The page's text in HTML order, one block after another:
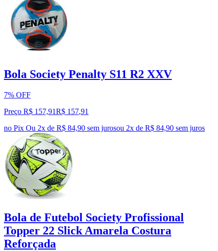
Bola Society Penalty S11 R2 XXV
7% OFF
Preço R$ 157,91R$ 157,91
no Pix Ou 2x de R$ 84,90 sem jurosou 2x de R$ 84,90 sem juros
Bola de Futebol Society Profissional
Topper 22 Slick Amarela Costura
Reforçada